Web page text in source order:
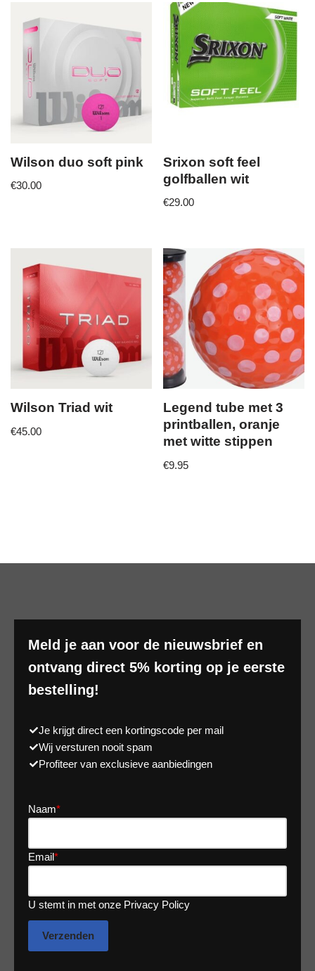
Wilson duo soft pink
€30.00
Srixon soft feel
golfballen wit
€29.00
Wilson Triad wit
€45.00
Legend tube met 3
printballen, oranje
met witte stippen
€9.95
Meld je aan voor de nieuwsbrief en
ontvang direct 5% korting op je eerste
bestelling!
Je krijgt direct een kortingscode per mail
Wij versturen nooit spam
Profiteer van exclusieve aanbiedingen
Naam*
Email*
U stemt in met onze Privacy Policy
Verzenden